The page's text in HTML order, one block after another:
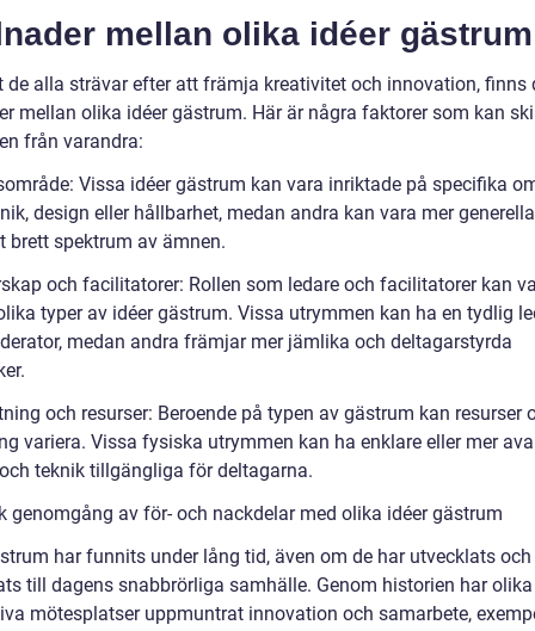
mellan olika idéer gästrum
de alla strävar efter att främja kreativitet och innovation, finns
mellan olika idéer gästrum. Här är några faktorer som kan
från varandra:
Vissa idéer gästrum kan vara inriktade på specifika
design eller hållbarhet, medan andra kan vara mer
brett spektrum av ämnen.
och facilitatorer: Rollen som ledare och facilitatorer kan
typer av idéer gästrum. Vissa utrymmen kan ha en tydlig
medan andra främjar mer jämlika och deltagarstyrda
och resurser: Beroende på typen av gästrum kan resurser
variera. Vissa fysiska utrymmen kan ha enklare eller mer
teknik tillgängliga för deltagarna.
genomgång av för- och nackdelar med olika idéer gästrum
har funnits under lång tid, även om de har utvecklats och
till dagens snabbrörliga samhälle. Genom historien har
mötesplatser uppmuntrat innovation och samarbete,